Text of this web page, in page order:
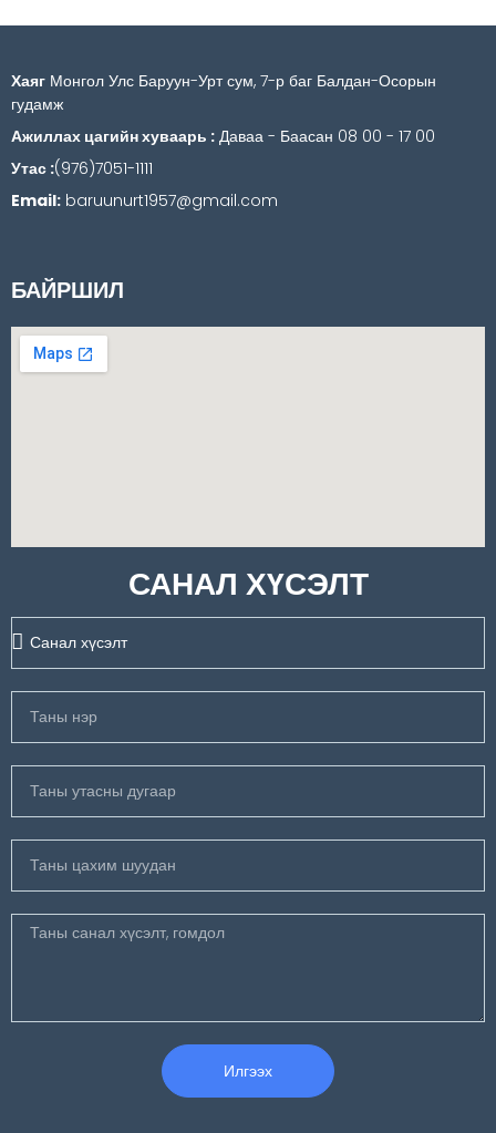
Хаяг Монгол Улс Баруун-Урт сум, 7-р баг Балдан-Осорын
гудамж
Ажиллах цагийн хуваарь : Даваа - Баасан 08 00 - 17 00
Утас :(976)7051-1111
Email: baruunurt1957@gmail.com
БАЙРШИЛ
САНАЛ ХҮСЭЛТ
Илгээх